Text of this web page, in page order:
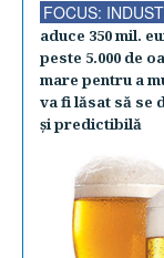
FOCUS:
aduce 350 mil.
peste 5.000 de
mare pentru a
va fi lăsat să se
şi predictibilă